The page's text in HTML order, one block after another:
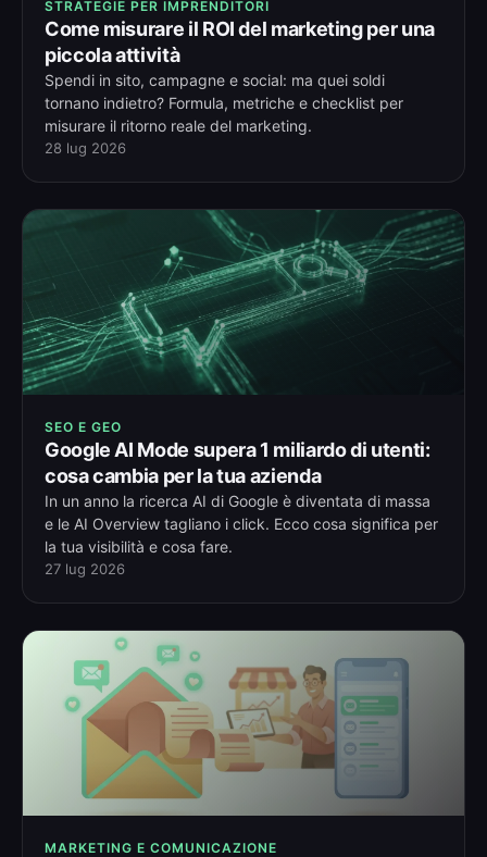
STRATEGIE PER IMPRENDITORI
Come misurare il ROI del marketing per una
piccola attività
Spendi in sito, campagne e social: ma quei soldi
tornano indietro? Formula, metriche e checklist per
misurare il ritorno reale del marketing.
28 lug 2026
SEO E GEO
Google AI Mode supera 1 miliardo di utenti:
cosa cambia per la tua azienda
In un anno la ricerca AI di Google è diventata di massa
e le AI Overview tagliano i click. Ecco cosa significa per
la tua visibilità e cosa fare.
27 lug 2026
MARKETING E COMUNICAZIONE